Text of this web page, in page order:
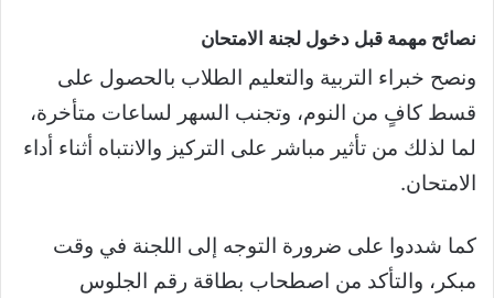
نصائح مهمة قبل دخول لجنة الامتحان
ونصح خبراء التربية والتعليم الطلاب بالحصول على
قسط كافٍ من النوم، وتجنب السهر لساعات متأخرة،
لما لذلك من تأثير مباشر على التركيز والانتباه أثناء أداء
الامتحان.
كما شددوا على ضرورة التوجه إلى اللجنة في وقت
مبكر، والتأكد من اصطحاب بطاقة رقم الجلوس